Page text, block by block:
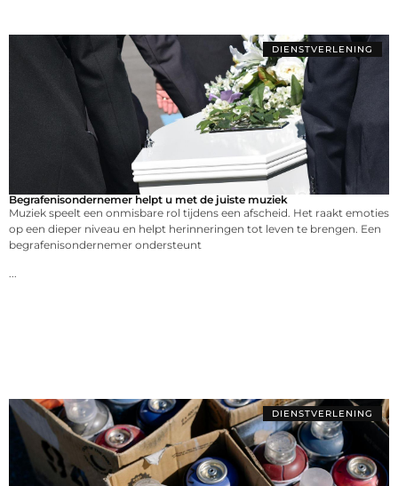
DIENSTVERLENING
Begrafenisondernemer helpt u met de juiste muziek
Muziek speelt een onmisbare rol tijdens een afscheid. Het raakt emoties
op een dieper niveau en helpt herinneringen tot leven te brengen. Een
begrafenisondernemer ondersteunt
...
DIENSTVERLENING